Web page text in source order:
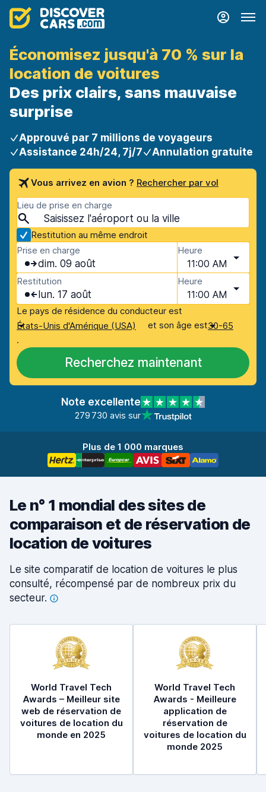
Économisez jusqu'à 70 % sur la
location de voitures
Des prix clairs, sans mauvaise
surprise
Approuvé par 7 millions de voyageurs
Assistance 24h/24, 7j/7
Annulation gratuite
Vous arrivez en avion ? Rechercher par vol
Lieu de prise en charge
Restitution au même endroit
Prise en charge
dim. 09 août
Heure
11:00 AM
Restitution
lun. 17 août
Heure
11:00 AM
Le pays de résidence du conducteur est
États-Unis d'Amérique (USA)
et son âge est30-65
.
Recherchez maintenant
Note excellente
279 730 avis sur
Plus de 1 000 marques
Le n° 1 mondial des sites de
comparaison et de réservation de
location de voitures
Le site comparatif de location de voitures le plus
consulté, récompensé par de nombreux prix du
secteur.
World Travel Tech
Awards – Meilleur site
web de réservation de
voitures de location du
monde en 2025
World Travel Tech
Awards - Meilleure
application de
réservation de
voitures de location du
monde 2025